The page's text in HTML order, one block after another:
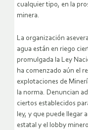
cualquier tipo, en la
minera.
La organización
agua están en riego
promulgada la Ley
ha comenzado aún el
explotaciones de
la norma. Denuncian
ciertos establecidos
ley, y que puede llegar
estatal y el lobby